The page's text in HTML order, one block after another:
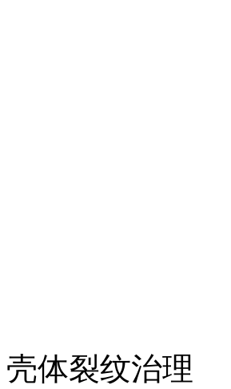
壳体裂纹治理